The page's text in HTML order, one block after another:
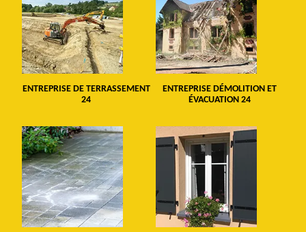
ENTREPRISE DE TERRASSEMENT
24
ENTREPRISE DÉMOLITION ET
ÉVACUATION 24